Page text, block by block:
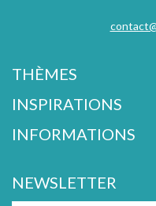
THÈMES
INSPIRATIONS
INFORMATIONS
NEWSLETTER